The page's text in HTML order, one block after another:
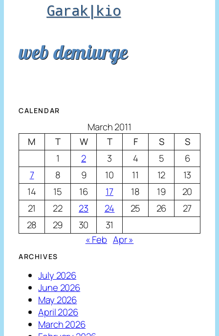
Garak|kio
web demiurge
CALENDAR
March 2011
M
T W T F S
S
1
2 3 4 5
6
7
8 9 10 11 12
13
14
15 16 17 18 19
20
21
22 23 24 25 26
27
28
29 30
31
« Feb Apr »
ARCHIVES
July 2026
June 2026
May 2026
April 2026
March 2026